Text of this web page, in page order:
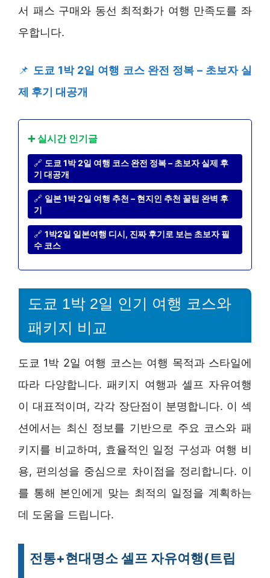
서 패스 구매와 동선 최적화가 여행 만족도를 좌
우합니다.
📌 도쿄 1박 2일 여행 코스 완전 정복 – 초보자 실
제 후기 대공개
➕ 실시간 인기글
🔗 도쿄 1박 2일 여행 코스 완전 정복 – 초보자 실제 후
기 대공개
🔗 일본 1박 2일 여행 추천 – 현지인 추천 꿀팁 완벽 후
기
🔗 1박2일 일본여행 디시, 진짜 후기로 보는 초보자 필
수 코스
도쿄 1박 2일 인기 여행 코스와
패키지 비교
도쿄 1박 2일 여행 코스는 여행 목적과 스타일에
따라 다양합니다. 패키지 여행과 셀프 자유여행
이 대표적이며, 각각 장단점이 분명합니다. 이 섹
션에서는 최신 정보를 기반으로 주요 코스와 패
키지를 비교하며, 효율적인 일정 구성과 여행 비
용, 편의성을 중심으로 차이점을 정리합니다. 이
를 통해 본인에게 맞는 최적의 일정을 계획하는
데 도움을 드립니다.
전통+현대명소 셀프 자유여행(트립